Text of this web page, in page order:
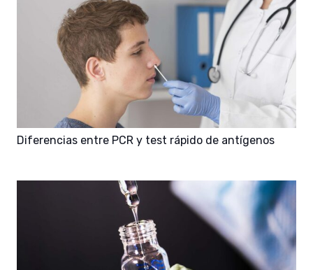
Diferencias entre PCR y test rápido de antígenos